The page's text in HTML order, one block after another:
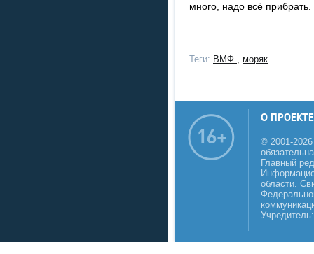
много, надо всё прибрать.
Теги: ВМФ , моряк
О ПРОЕКТЕ
© 2001-
Главный
области.